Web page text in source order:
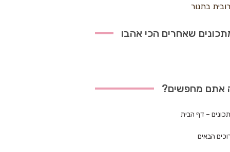
בתנור
שאחרים הכי אהבו
אתם מחפשים?
– דף הבית
הבאים